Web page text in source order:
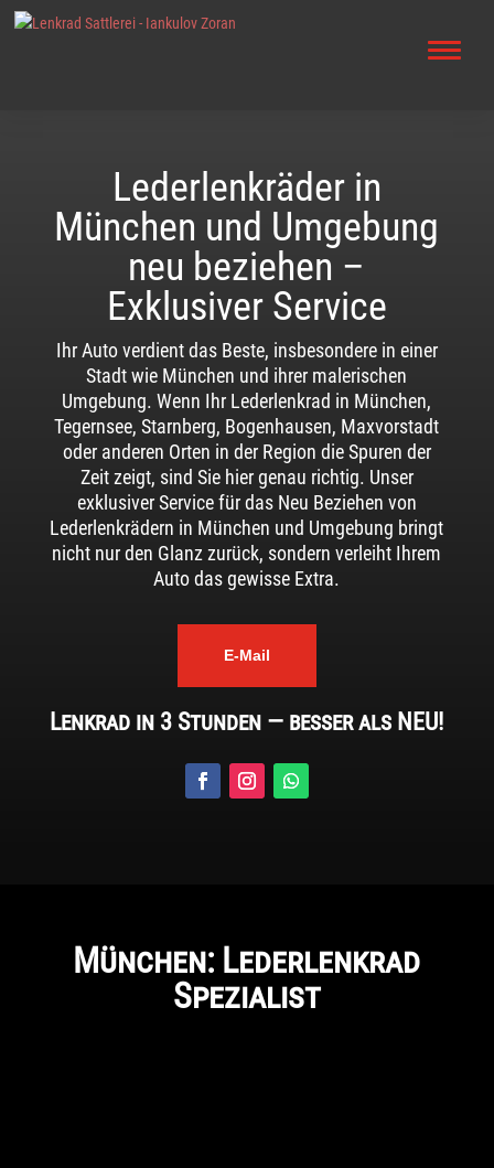
Lederlenkräder in
München und Umgebung
neu beziehen –
Exklusiver Service
Ihr Auto verdient das Beste, insbesondere in einer
Stadt wie München und ihrer malerischen
Umgebung. Wenn Ihr Lederlenkrad in München,
Tegernsee, Starnberg, Bogenhausen, Maxvorstadt
oder anderen Orten in der Region die Spuren der
Zeit zeigt, sind Sie hier genau richtig. Unser
exklusiver Service für das Neu Beziehen von
Lederlenkrädern in München und Umgebung bringt
nicht nur den Glanz zurück, sondern verleiht Ihrem
Auto das gewisse Extra.
E-Mail
Lenkrad in 3 Stunden — besser als NEU!
München: Lederlenkrad
Spezialist